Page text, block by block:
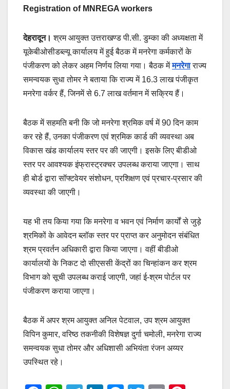
Registration of MNREGA workers
देहरादून।श्रम आयुक्त उत्तराखण्ड पी.सी. डुम्का की अध्यक्षता में
यूकेबीओसीडब्ल्यू कार्यालय में हुई बैठक में मनरेगा कर्मकारों के
पंजीकरण को लेकर अहम निर्णय लिया गया। बैठक मेंमनरेगाराज्य
समन्वयक सुधा तोमर ने बताया कि राज्य में 16.3 लाख पंजीकृत
मनरेगा वर्कर हैं, जिनमें से 6.7 लाख वर्तमान में सक्रिय हैं।
बैठक में सहमति बनी कि जो मनरेगा श्रमिक वर्ष में 90 दिन काम
कर रहे हैं, उनका पंजीकरण एवं श्रमिक कार्ड की व्यवस्था अब
विकास खंड कार्यालय स्तर पर की जाएगी। इसके लिए बीडीओ
स्तर पर आवश्यक इंफ्रास्ट्रक्चर उपलब्ध कराया जाएगा। साथ
ही बोर्ड द्वारा सॉफ्टवेयर संशोधन, प्रशिक्षण एवं प्रचार-प्रसार की
व्यवस्था की जाएगी।
यह भी तय किया गया कि मनरेगा व भवन एवं निर्माण कार्यों से जुड़े
श्रमिकों के आवेदन ब्लॉक स्तर पर प्राप्त कर अनुमोदन संबंधित
श्रम प्रवर्तन अधिकारी द्वारा किया जाएगा। वहीं बीडीओ
कार्यालयों के निकट दो सीएससी केंद्रों का चिन्हांकन कर श्रम
विभाग को सूची उपलब्ध कराई जाएगी, जहां ई-श्रम पोर्टल पर
पंजीकरण कराया जाएगा।
बैठक में अपर श्रम आयुक्त अनिल पेटवाल, उप श्रम आयुक्त
विपिन कुमार, वरिष्ठ तकनीकी विशेषज्ञ दुर्गा चमोली, मनरेगा राज्य
समन्वयक सुधा तोमर और अधिशासी अभियंता रंजन अय्यर
उपस्थित रहे।